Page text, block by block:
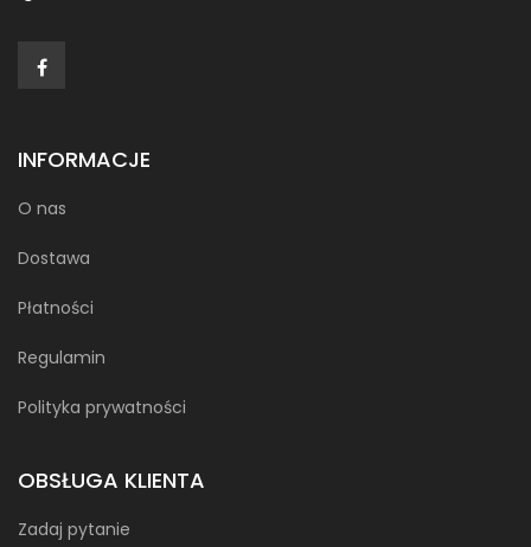
INFORMACJE
O nas
Dostawa
Płatności
Regulamin
Polityka prywatności
OBSŁUGA KLIENTA
Zadaj pytanie